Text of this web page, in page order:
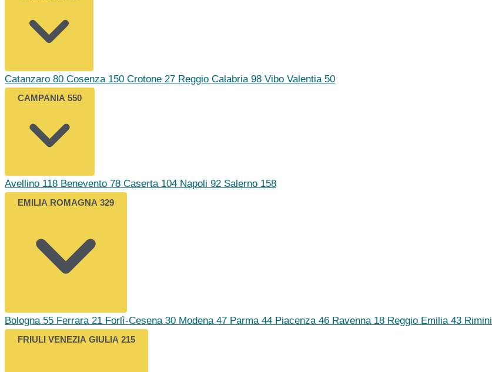
Catanzaro 80 Cosenza 150 Crotone 27 Reggio Calabria 98 Vibo Valentia 50
CAMPANIA 550
Avellino 118 Benevento 78 Caserta 104 Napoli 92 Salerno 158
EMILIA ROMAGNA 329
Bologna 55 Ferrara 21 Forlì-Cesena 30 Modena 47 Parma 44 Piacenza 46 Ravenna 18 Reggio Emilia 43 Rimini
FRIULI VENEZIA GIULIA 215